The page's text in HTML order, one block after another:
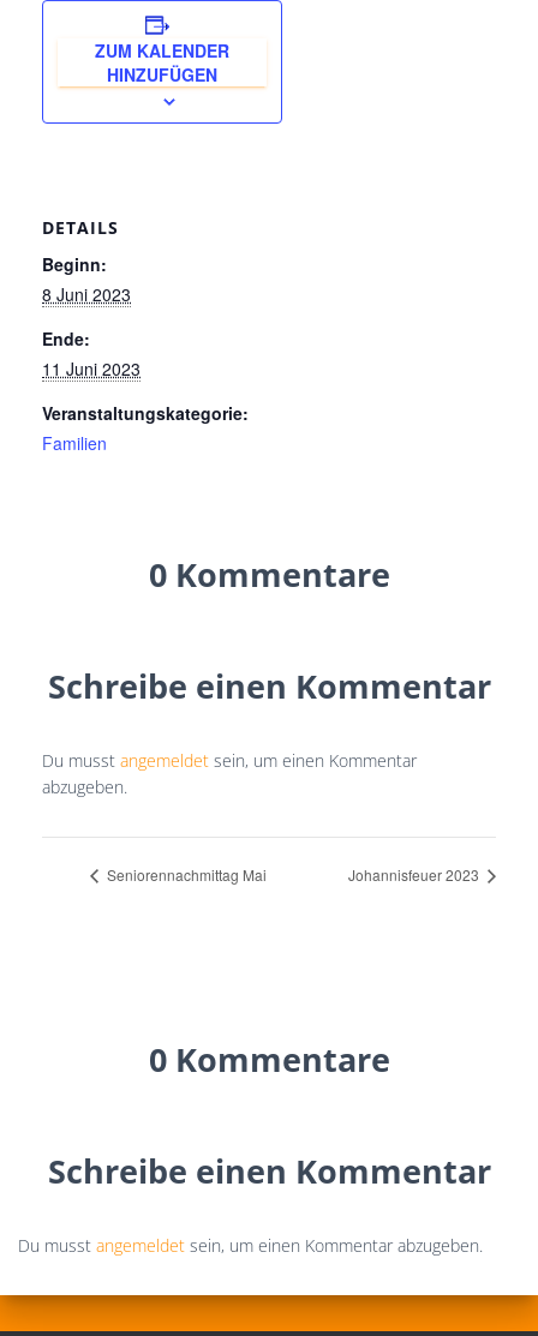
ZUM KALENDER
HINZUFÜGEN
DETAILS
Beginn:
8 Juni 2023
Ende:
11 Juni 2023
Veranstaltungskategorie:
Familien
0 Kommentare
Schreibe einen Kommentar
Du musst angemeldet sein, um einen Kommentar
abzugeben.
Seniorennachmittag Mai Johannisfeuer 2023
0 Kommentare
Schreibe einen Kommentar
Du musst angemeldet sein, um einen Kommentar abzugeben.